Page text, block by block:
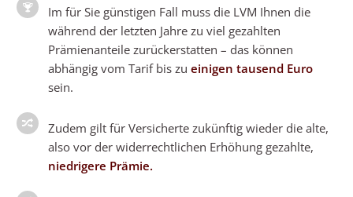
Im für Sie günstigen Fall muss die LVM Ihnen die
während der letzten Jahre zu viel gezahlten
Prämienanteile zurückerstatten – das können
abhängig vom Tarif bis zueinigen tausend Euro
sein.
Zudem gilt für Versicherte zukünftig wieder die alte,
also vor der widerrechtlichen Erhöhung gezahlte,
niedrigere Prämie.